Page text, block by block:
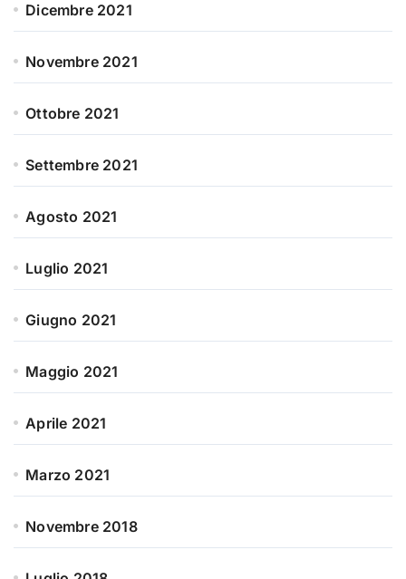
Dicembre 2021
Novembre 2021
Ottobre 2021
Settembre 2021
Agosto 2021
Luglio 2021
Giugno 2021
Maggio 2021
Aprile 2021
Marzo 2021
Novembre 2018